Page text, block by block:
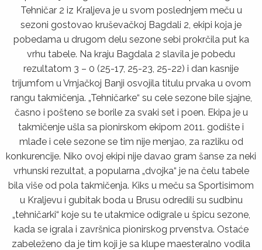
Tehničar 2 iz Kralјeva je u svom poslednjem meču u
sezoni gostovao kruševačkoj Bagdali 2, ekipi koja je
pobedama u drugom delu sezone sebi prokrčila put ka
vrhu tabele. Na kraju Bagdala 2 slavila je pobedu
rezultatom 3 – 0 (25-17, 25-23, 25-22) i dan kasnije
trijumfom u Vrnjačkoj Banji osvojila titulu prvaka u ovom
rangu takmičenja. „Tehničarke“ su cele sezone bile sjajne,
časno i pošteno se borile za svaki set i poen. Ekipa je u
takmičenje ušla sa pionirskom ekipom 2011. godište i
mlađe i cele sezone se tim nije menjao, za razliku od
konkurencije. Niko ovoj ekipi nije davao gram šanse za neki
vrhunski rezultat, a popularna „dvojka“ je na čelu tabele
bila više od pola takmičenja. Kiks u meču sa Sportisimom
u Kralјevu i gubitak boda u Brusu odredili su sudbinu
„tehničarki“ koje su te utakmice odigrale u špicu sezone,
kada se igrala i završnica pionirskog prvenstva. Ostaće
zabeleženo da je tim koji je sa klupe maesteralno vodila